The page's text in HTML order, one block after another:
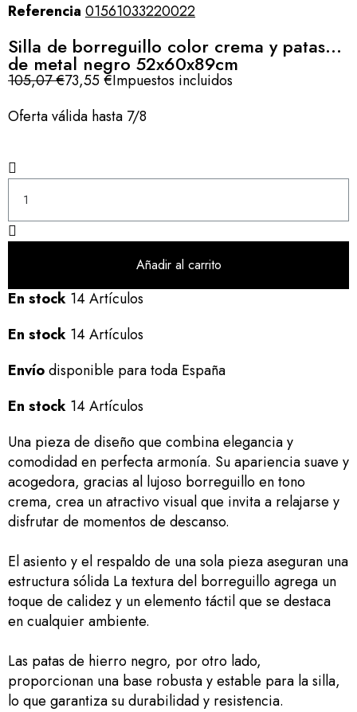
Referencia 01561033220022
Silla de borreguillo color crema y patas
de metal negro 52x60x89cm
105,07 €73,55 €Impuestos incluidos
Oferta válida hasta 7/8
Añadir al carrito
En stock 14 Artículos
En stock 14 Artículos
Envíodisponible para toda España
En stock 14 Artículos
Una pieza de diseño que combina elegancia y
comodidad en perfecta armonía. Su apariencia suave y
acogedora, gracias al lujoso borreguillo en tono
crema, crea un atractivo visual que invita a relajarse y
disfrutar de momentos de descanso.
El asiento y el respaldo de una sola pieza aseguran una
estructura sólida La textura del borreguillo agrega un
toque de calidez y un elemento táctil que se destaca
en cualquier ambiente.
Las patas de hierro negro, por otro lado,
proporcionan una base robusta y estable para la silla,
lo que garantiza su durabilidad y resistencia.